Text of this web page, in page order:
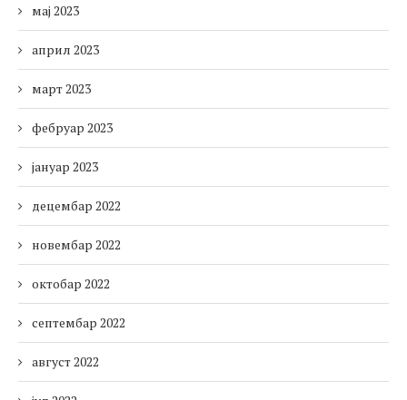
мај 2023
април 2023
март 2023
фебруар 2023
јануар 2023
децембар 2022
новембар 2022
октобар 2022
септембар 2022
август 2022